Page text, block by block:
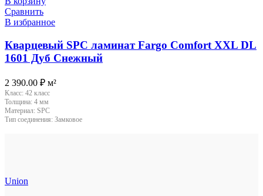
Сравнить
В избранное
Кварцевый SPC ламинат Fargo Comfort XXL DL
1601 Дуб Снежный
2 390.00 ₽ м²
Класс: 42 класс
Толщина: 4 мм
Материал: SPC
Тип соединения: Замковое
Union